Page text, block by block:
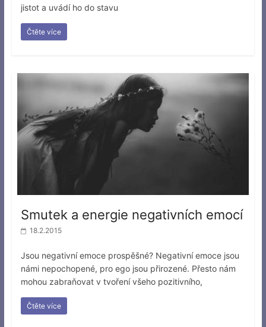
jistot a uvádí ho do stavu
Čtěte více
Smutek a energie negativních emocí
18.2.2015
Jsou negativní emoce prospěšné? Negativní emoce jsou
námi nepochopené, pro ego jsou přirozené. Přesto nám
mohou zabraňovat v tvoření všeho pozitivního,
Čtěte více